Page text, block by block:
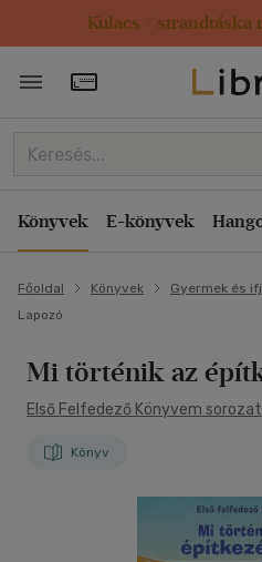
Kulacs / strandtáska
Törzsvásárlói Kártya
Könyvek E-könyvek
Főoldal Könyvek Gyermek és
Lapozó
Mi történik az
Első Felfedező Könyvem sorozat
Könyv